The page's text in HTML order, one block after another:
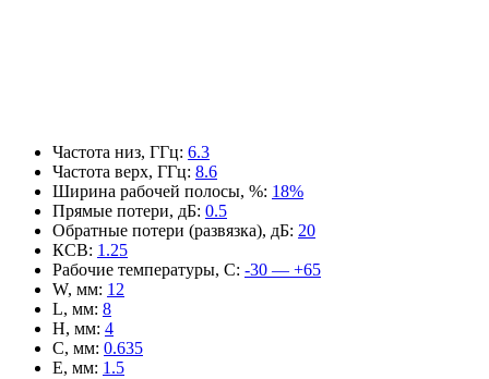
Частота низ, ГГц: 6.3
Частота верх, ГГц: 8.6
Ширина рабочей полосы, %: 18%
Прямые потери, дБ: 0.5
Обратные потери (развязка), дБ: 20
КСВ: 1.25
Рабочие температуры, С: -30 — +65
W, мм: 12
L, мм: 8
H, мм: 4
C, мм: 0.635
E, мм: 1.5